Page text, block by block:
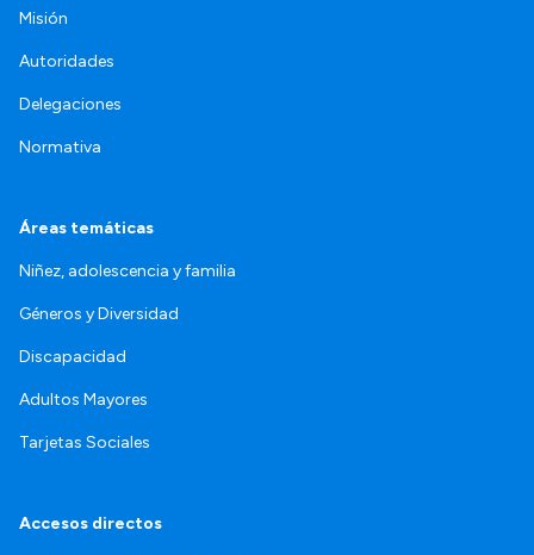
Misión
Autoridades
Delegaciones
Normativa
Áreas temáticas
Niñez, adolescencia y familia
Géneros y Diversidad
Discapacidad
Adultos Mayores
Tarjetas Sociales
Accesos directos